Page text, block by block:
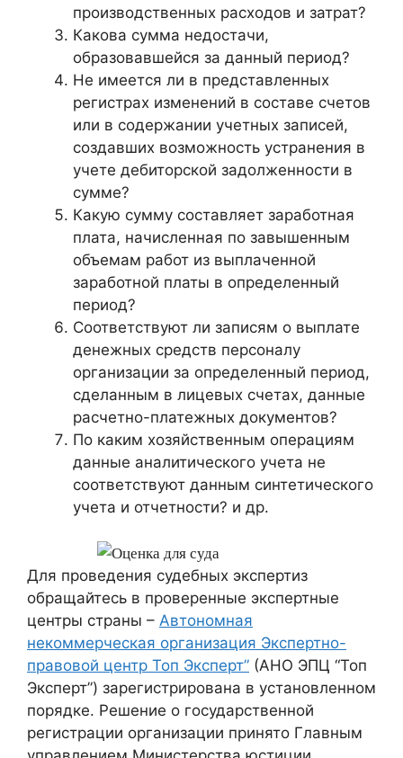
производственных расходов и затрат?
Какова сумма недостачи,
образовавшейся за данный период?
Не имеется ли в представленных
регистрах изменений в составе счетов
или в содержании учетных записей,
создавших возможность устранения в
учете дебиторской задолженности в
сумме?
Какую сумму составляет заработная
плата, начисленная по завышенным
объемам работ из выплаченной
заработной платы в определенный
период?
Соответствуют ли записям о выплате
денежных средств персоналу
организации за определенный период,
сделанным в лицевых счетах, данные
расчетно-платежных документов?
По каким хозяйственным операциям
данные аналитического учета не
соответствуют данным синтетического
учета и отчетности? и др.
Для проведения судебных экспертиз
обращайтесь в проверенные экспертные
центры страны – Автономная
некоммерческая организация Экспертно-
правовой центр Топ Эксперт” (АНО ЭПЦ “Топ
Эксперт”) зарегистрирована в установленном
порядке. Решение о государственной
регистрации организации принято Главным